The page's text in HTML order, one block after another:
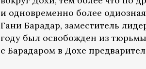
и одновременно более
Гани Барадар, заместитель
году был освобожден из
с Барадаром в Дохе